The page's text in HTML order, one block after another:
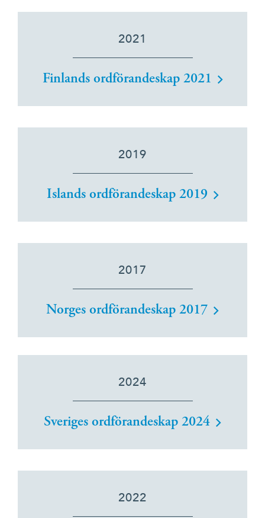
2021
Finlands ordförandeskap 2021
2019
Islands ordförandeskap 2019
2017
Norges ordförandeskap 2017
2024
Sveriges ordförandeskap 2024
2022